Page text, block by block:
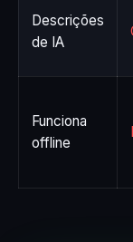
Descrições
de IA
Funciona
offline